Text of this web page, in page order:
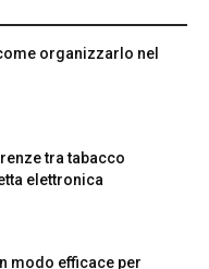
organizzarlo nel
tra tabacco
elettronica
modo efficace per